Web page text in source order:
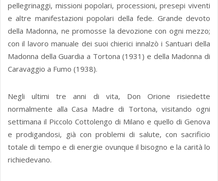
pellegrinaggi, missioni popolari, processioni, presepi viventi
e altre manifestazioni popolari della fede. Grande devoto
della Madonna, ne promosse la devozione con ogni mezzo;
con il lavoro manuale dei suoi chierici innalzò i Santuari della
Madonna della Guardia a Tortona (1931) e della Madonna di
Caravaggio a Fumo (1938).
Negli ultimi tre anni di vita, Don Orione risiedette
normalmente alla Casa Madre di Tortona, visitando ogni
settimana il Piccolo Cottolengo di Milano e quello di Genova
e prodigandosi, già con problemi di salute, con sacrificio
totale di tempo e di energie ovunque il bisogno e la carità lo
richiedevano.